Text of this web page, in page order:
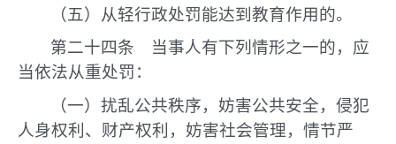
（五）从轻行政处罚能达到教育作用的。
第二十四条 当事人有下列情形之一的，应
当依法从重处罚：
（一）扰乱公共秩序，妨害公共安全，侵犯
人身权利、财产权利，妨害社会管理，情节严